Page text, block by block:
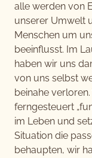
alle werden von
unserer Umwelt
Menschen um
beeinflusst. Im
haben wir uns
von uns selbst
beinahe
ferngesteuert
im Leben und
Situation die
behaupten, wir